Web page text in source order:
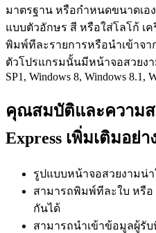
มาตรฐาน หรือกำหนดขนาดเอ
แบบตัวอักษร สี หรือใส่โลโก้ เ
พิมพ์ทีละรายการหรือนำเข้าจา
ตัวโปรแกรมนั้นมีหน้าจอสวยงา
SP1, Windows 8, Windows 8.1,
คุณสมบัติและความส
Express เพิ่มเติมอย่า
รูปแบบหน้าจอสวยงามน่า
สามารถพิมพ์ทีละใบ หรือ
กันได้
สามารถนำเข้าข้อมูลผู้รับ